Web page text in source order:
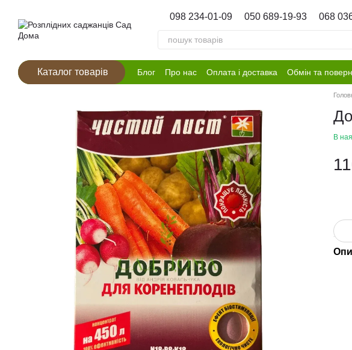
098 234-01-09 050 689-19-93 068
Каталог товарів Блог Про нас Оплата і доставка Обмін та
В